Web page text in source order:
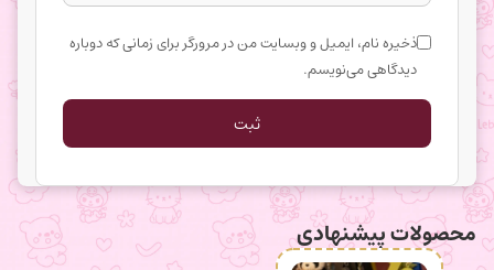
ذخیره نام، ایمیل و وبسایت من در مرورگر برای زمانی که دوباره
دیدگاهی می‌نویسم.
محصولات پیشنهادی